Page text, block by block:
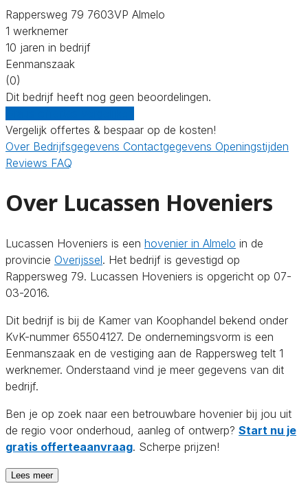
Rappersweg 79 7603VP Almelo
1 werknemer
10 jaren in bedrijf
Eenmanszaak
(0)
Dit bedrijf heeft nog geen beoordelingen.
Vergelijk offertes & bespaar op de kosten!
Over Bedrijfsgegevens Contactgegevens Openingstijden
Reviews FAQ
Over Lucassen Hoveniers
Lucassen Hoveniers is een hovenier in Almelo in de
provincie Overijssel. Het bedrijf is gevestigd op
Rappersweg 79. Lucassen Hoveniers is opgericht op 07-
03-2016.
Dit bedrijf is bij de Kamer van Koophandel bekend onder
KvK-nummer 65504127. De ondernemingsvorm is een
Eenmanszaak en de vestiging aan de Rappersweg telt 1
werknemer. Onderstaand vind je meer gegevens van dit
bedrijf.
Ben je op zoek naar een betrouwbare hovenier bij jou uit
de regio voor onderhoud, aanleg of ontwerp? Start nu je
gratis offerteaanvraag. Scherpe prijzen!
Lees meer